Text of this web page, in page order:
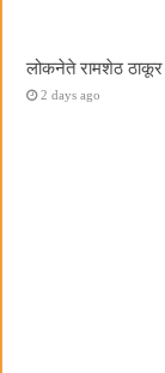
लोकनेते रामशेठ ठाकूर
2 days ago